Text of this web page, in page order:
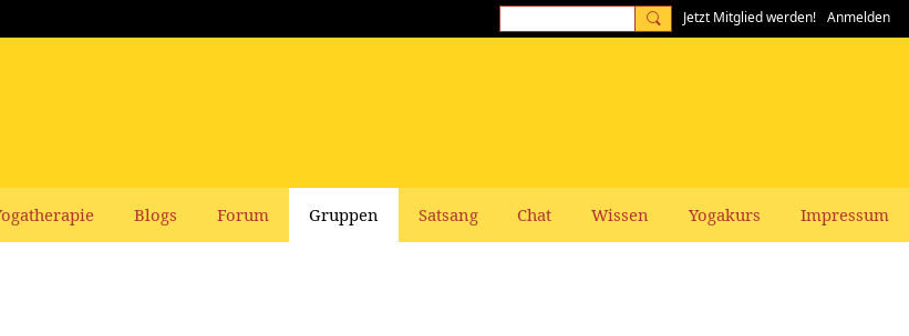
Jetzt Mitglied werden! Anmelden
Blogs Forum Gruppen Satsang Chat Wissen Yogakurs Impressum